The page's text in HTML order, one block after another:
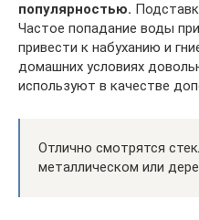
популярностью.
Частое попадание воды
привести к набуханию и
домашних условиях
используют в качестве
Отлично смотрятся
металлическом или